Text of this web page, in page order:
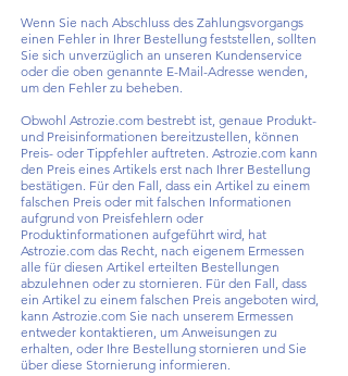
Wenn Sie nach Abschluss des Zahlungsvorgangs
einen Fehler in Ihrer Bestellung feststellen, sollten
Sie sich unverzüglich an unseren Kundenservice
oder die oben genannte E-Mail-Adresse wenden,
um den Fehler zu beheben.
Obwohl Astrozie.com bestrebt ist, genaue Produkt-
und Preisinformationen bereitzustellen, können
Preis- oder Tippfehler auftreten. Astrozie.com kann
den Preis eines Artikels erst nach Ihrer Bestellung
bestätigen. Für den Fall, dass ein Artikel zu einem
falschen Preis oder mit falschen Informationen
aufgrund von Preisfehlern oder
Produktinformationen aufgeführt wird, hat
Astrozie.com das Recht, nach eigenem Ermessen
alle für diesen Artikel erteilten Bestellungen
abzulehnen oder zu stornieren. Für den Fall, dass
ein Artikel zu einem falschen Preis angeboten wird,
kann Astrozie.com Sie nach unserem Ermessen
entweder kontaktieren, um Anweisungen zu
erhalten, oder Ihre Bestellung stornieren und Sie
über diese Stornierung informieren.